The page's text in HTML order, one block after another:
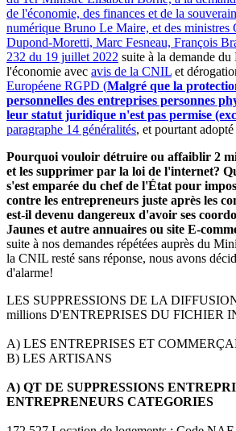
de l'économie, des finances et de la
numérique Bruno Le Maire, et des ministres
Dupond-Moretti, Marc Fesneau, François
232 du 19 juillet 2022 suite à la demande
l'économie avec avis de la CNIL et
Européene RGPD (Malgré que la
personnelles des entreprises personnes
leur statut juridique n'est pas permise
paragraphe 14 généralités, et pourtant
Pourquoi vouloir détruire ou affaiblir 2
et les supprimer par la loi de l'internet?
s'est emparée du chef de l'État pour
contre les entrepreneurs juste après les
est-il devenu dangereux d'avoir ses
Jaunes et autre annuaires ou site E-
suite à nos demandes répétées auprès du
la CNIL resté sans réponse, nous avons
d'alarme!
LES SUPPRESSIONS DE LA
millions D'ENTREPRISES DU FICHIER
A) LES ENTREPRISES ET
B) LES ARTISANS
A) QT DE SUPPRESSIONS
ENTREPRENEURS CATEGORIES